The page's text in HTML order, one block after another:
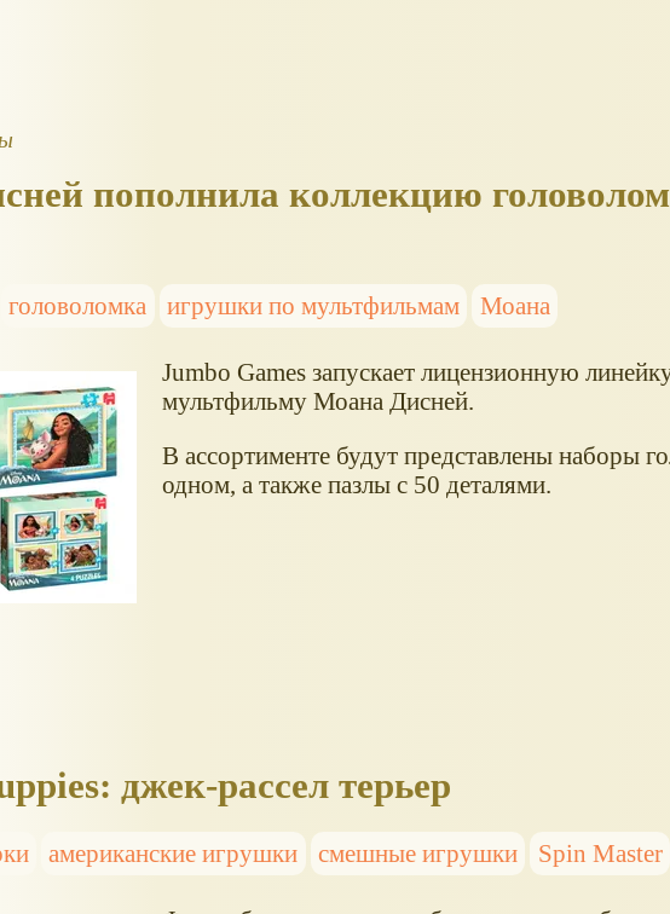
пополнила коллекцию
головоломка игрушки по мультфильмам Моана
Jumbo Games запускает лицензионную
мультфильму Моана Дисней.
В ассортименте будут представлены наборы
одном, а также пазлы с 50 деталями.
джек-рассел терьер
американские игрушки смешные игрушки Spin Master